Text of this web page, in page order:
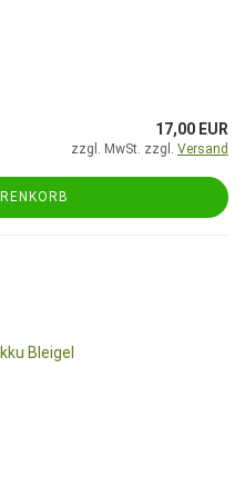
17,00 EUR
zzgl. MwSt. zzgl. Versand